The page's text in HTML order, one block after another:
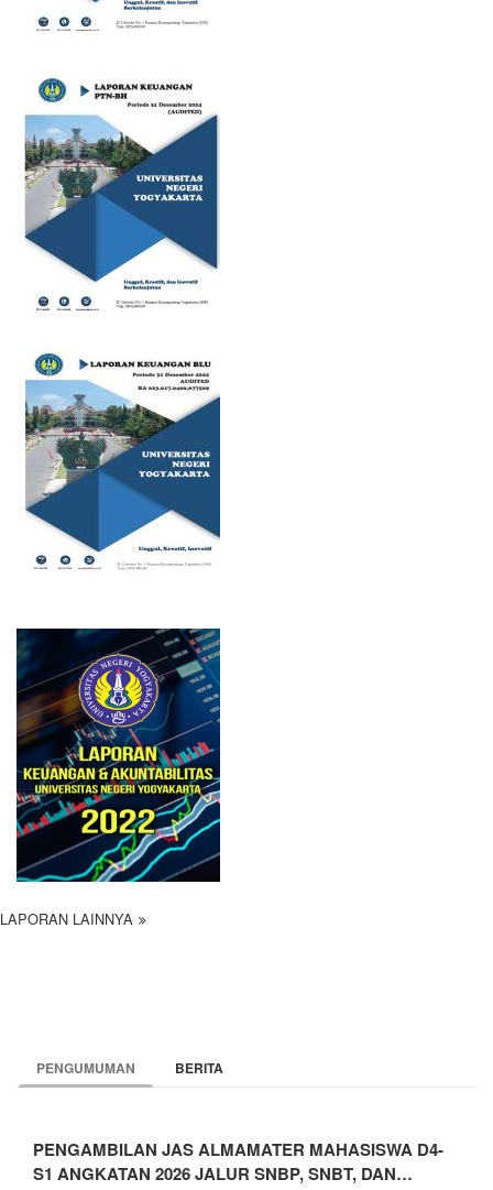
LAPORAN LAINNYA
PENGUMUMAN BERITA
PENGAMBILAN JAS ALMAMATER MAHASISWA D4-
S1 ANGKATAN 2026 JALUR SNBP, SNBT, DAN…